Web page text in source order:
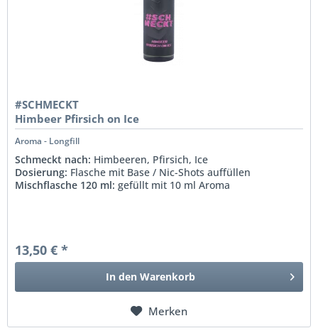
#SCHMECKT
Himbeer Pfirsich on Ice
Aroma - Longfill
Schmeckt nach: Himbeeren, Pfirsich, Ice
Dosierung: Flasche mit Base / Nic-Shots auffüllen
Mischflasche 120 ml: gefüllt mit 10 ml Aroma
13,50 € *
In den Warenkorb
Merken